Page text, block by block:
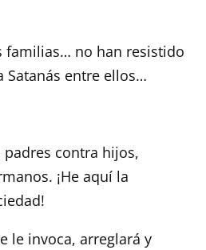
familias… no han resistido
Satanás entre ellos…
contra hijos,
¡He aquí la
le invoca, arreglará y